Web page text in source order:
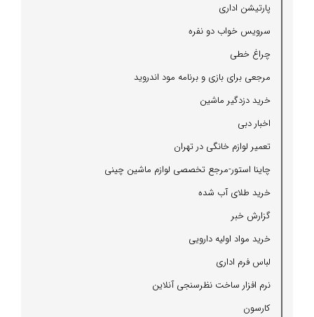
پارتیشن اداری
سرویس خواب دو نفره
چراغ خطی
مرجعی برای بازی و برنامه مود اندروید
خرید دزدگیر ماشین
اخبار دبی
تعمیر لوازم خانگی در تهران
چاینا استور-مرجع تخصصی لوازم ماشین چینی
خرید طلای آب شده
گزارش خبر
خرید مواد اولیه دارویی
لباس فرم اداری
نرم افزار ساخت نظرسنجی آنلاین
كارسون